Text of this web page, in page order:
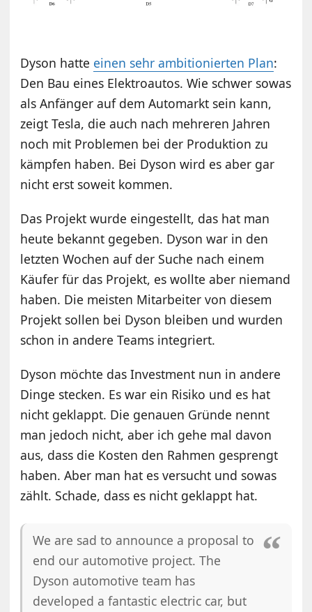
Dyson hatte einen sehr ambitionierten Plan:
Den Bau eines Elektroautos. Wie schwer sowas
als Anfänger auf dem Automarkt sein kann,
zeigt Tesla, die auch nach mehreren Jahren
noch mit Problemen bei der Produktion zu
kämpfen haben. Bei Dyson wird es aber gar
nicht erst soweit kommen.
Das Projekt wurde eingestellt, das hat man
heute bekannt gegeben. Dyson war in den
letzten Wochen auf der Suche nach einem
Käufer für das Projekt, es wollte aber niemand
haben. Die meisten Mitarbeiter von diesem
Projekt sollen bei Dyson bleiben und wurden
schon in andere Teams integriert.
Dyson möchte das Investment nun in andere
Dinge stecken. Es war ein Risiko und es hat
nicht geklappt. Die genauen Gründe nennt
man jedoch nicht, aber ich gehe mal davon
aus, dass die Kosten den Rahmen gesprengt
haben. Aber man hat es versucht und sowas
zählt. Schade, dass es nicht geklappt hat.
We are sad to announce a proposal to
end our automotive project. The
Dyson automotive team has
developed a fantastic electric car, but